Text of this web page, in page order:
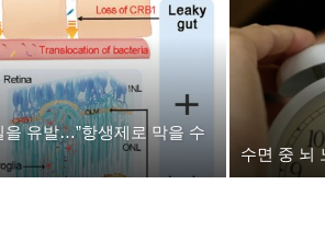
을 유발…”항생제로 막을 수
수면 중 뇌